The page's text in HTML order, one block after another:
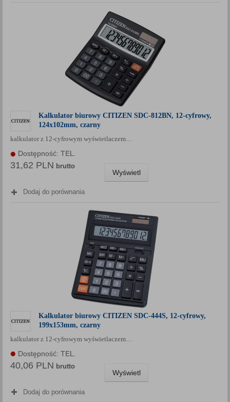
Kalkulator biurowy CITIZEN SDC-812BN, 12-cyfrowy,
124x102mm, czarny
kalkulator z 12-cyfrowym wyświetlaczem…
Dostępność: TEL.
31,62 PLN brutto
Wyświetl
Dodaj do porównania
Kalkulator biurowy CITIZEN SDC-444S, 12-cyfrowy,
199x153mm, czarny
kalkulator z 12-cyfrowym wyświetlaczem…
Dostępność: TEL.
40,06 PLN brutto
Wyświetl
Dodaj do porównania